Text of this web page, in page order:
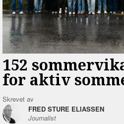
152
for aktiv
Skrevet av
FRED STURE ELIASSEN
Journalist